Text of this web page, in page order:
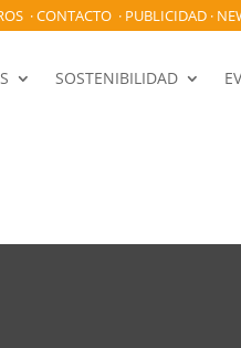
·CONTACTO· PUBLICIDAD·
SOSTENIBILIDAD